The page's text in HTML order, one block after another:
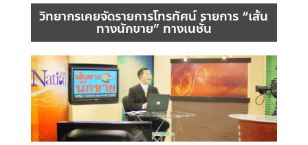
วิทยากรเคยจัดรายการโทรทัศน์ รายการ “เส้น
ทางนักขาย” ทางเนชั่น